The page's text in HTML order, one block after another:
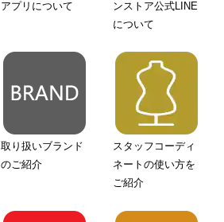
アプリについて
ンストア公式LINE
について
取り扱いブランド
のご紹介
スタッフコーディ
ネートの使い方を
ご紹介